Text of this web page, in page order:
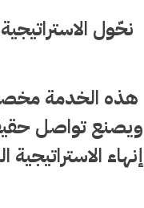
نحّول
هذه الخدمة
ويصنع تواصل
إنهاء